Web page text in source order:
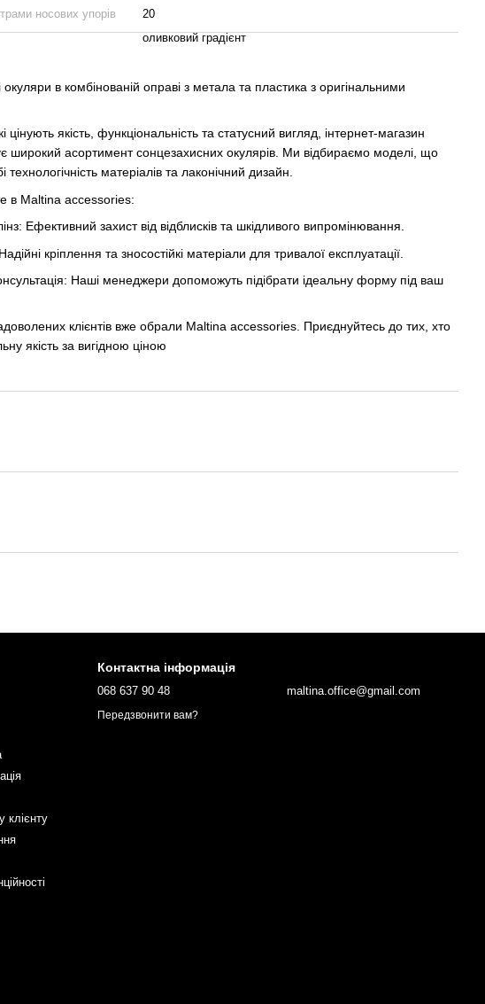
носових упорів
20
оливковий градієнт
окуляри в комбінованій оправі з метала та пластика з оригінальними
цінують якість, функціональність та статусний вигляд, інтернет-магазин
широкий асортимент сонцезахисних окулярів. Ми відбираємо моделі, що
технологічність матеріалів та лаконічний дизайн.
в Maltina accessories:
Ефективний захист від відблисків та шкідливого випромінювання.
кріплення та зносостійкі матеріали для тривалої експлуатації.
Наші менеджери допоможуть підібрати ідеальну форму під ваш
клієнтів вже обрали Maltina accessories. Приєднуйтесь до тих, хто
якість за вигідною ціною
клієнту
Контактна інформація
068 637 90 48
Передзвонити вам?
maltina.office@gmail.com